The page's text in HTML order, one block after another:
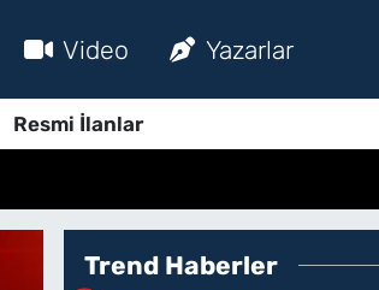
Video Yazarlar
Resmi İlanlar
Trend Haberler